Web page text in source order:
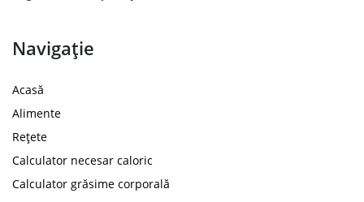
Navigație
Acasă
Alimente
Rețete
Calculator necesar caloric
Calculator grăsime corporală